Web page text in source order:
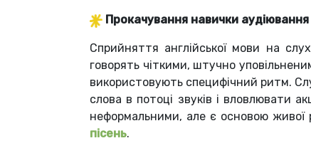
Прокачування навички аудіювання
Сприйняття англійської мови на
говорять чіткими, штучно
використовують специфічний ритм.
слова в потоці звуків і вловлювати
неформальними, але є основою живої
пісень.